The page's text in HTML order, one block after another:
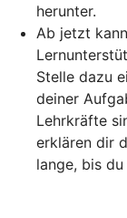
herunter.
Ab jetzt
Stelle dazu
deiner
Lehrkräfte
erklären dir
lange, bis